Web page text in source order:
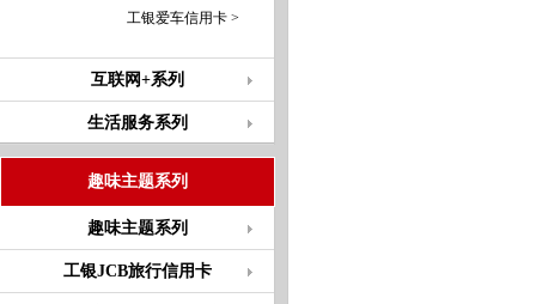
工银爱车信用卡 >
互联网+系列
生活服务系列
趣味主题系列
趣味主题系列
工银JCB旅行信用卡